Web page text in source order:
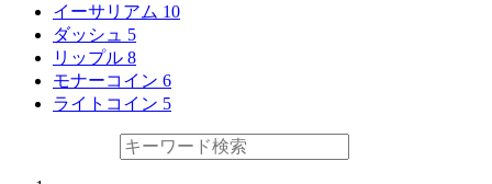
イーサリアム 10
ダッシュ 5
リップル 8
モナーコイン 6
ライトコイン 5